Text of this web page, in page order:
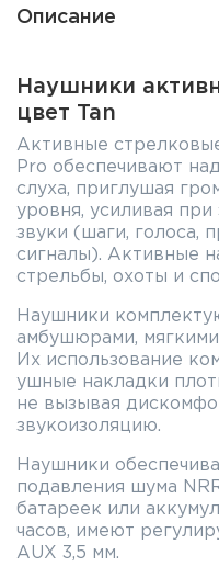
Описание
Наушники
цвет Tan
Активные
Pro обеспечивают
слуха, приглушая
уровня, усиливая
звуки (шаги, голоса,
сигналы). Активные
стрельбы, охоты и
Наушники
амбушюрами,
Их использование
ушные накладки
не вызывая
звукоизоляцию.
Наушники
подавления шума
батареек или
часов, имеют
AUX 3,5 мм.